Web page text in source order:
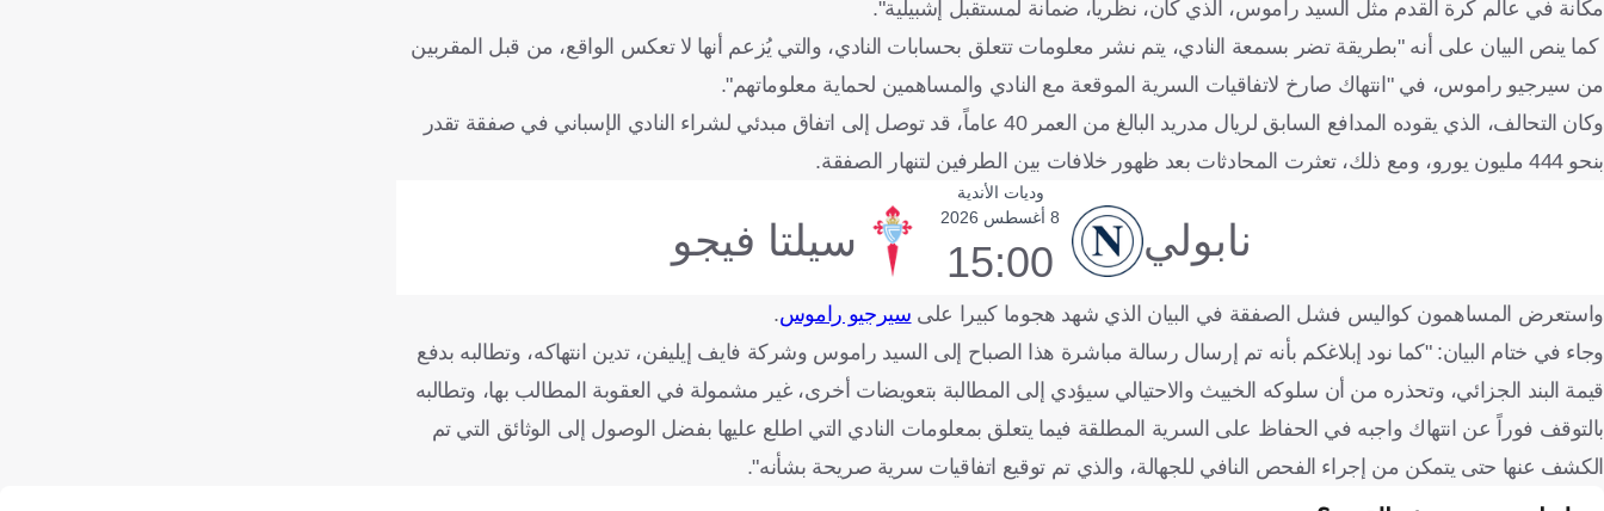
مكانة في عالم كرة القدم مثل السيد راموس، الذي كان، نظرياً، ضمانة لمستقبل إشبيلية".
كما ينص البيان على أنه "بطريقة تضر بسمعة النادي، يتم نشر معلومات تتعلق بحسابات النادي، والتي يُزعم أنها لا تعكس الواقع، من قبل المقربين
من سيرجيو راموس، في "انتهاك صارخ لاتفاقيات السرية الموقعة مع النادي والمساهمين لحماية معلوماتهم".
وكان التحالف، الذي يقوده المدافع السابق لريال مدريد البالغ من العمر 40 عاماً، قد توصل إلى اتفاق مبدئي لشراء النادي الإسباني في صفقة تقدر
بنحو 444 مليون يورو، ومع ذلك، تعثرت المحادثات بعد ظهور خلافات بين الطرفين لتنهار الصفقة.
وديات الأندية
نابولي 8 أغسطس 2026
15:00 سيلتا فيجو
واستعرض المساهمون كواليس فشل الصفقة في البيان الذي شهد هجوما كبيرا على سيرجيو راموس.
وجاء في ختام البيان: "كما نود إبلاغكم بأنه تم إرسال رسالة مباشرة هذا الصباح إلى السيد راموس وشركة فايف إيليفن، تدين انتهاكه، وتطالبه بدفع
قيمة البند الجزائي، وتحذره من أن سلوكه الخبيث والاحتيالي سيؤدي إلى المطالبة بتعويضات أخرى، غير مشمولة في العقوبة المطالب بها، وتطالبه
بالتوقف فوراً عن انتهاك واجبه في الحفاظ على السرية المطلقة فيما يتعلق بمعلومات النادي التي اطلع عليها بفضل الوصول إلى الوثائق التي تم
الكشف عنها حتى يتمكن من إجراء الفحص النافي للجهالة، والذي تم توقيع اتفاقيات سرية صريحة بشأنه".